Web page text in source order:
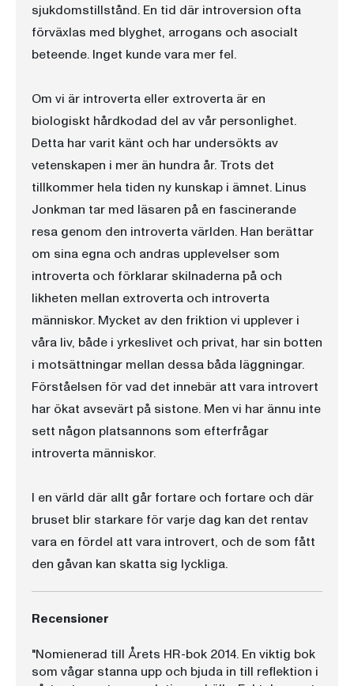
sjukdomstillstånd. En tid där introversion ofta
förväxlas med blyghet, arrogans och asocialt
beteende. Inget kunde vara mer fel.
Om vi är introverta eller extroverta är en
biologiskt hårdkodad del av vår personlighet.
Detta har varit känt och har undersökts av
vetenskapen i mer än hundra år. Trots det
tillkommer hela tiden ny kunskap i ämnet. Linus
Jonkman tar med läsaren på en fascinerande
resa genom den introverta världen. Han berättar
om sina egna och andras upplevelser som
introverta och förklarar skilnaderna på och
likheten mellan extroverta och introverta
människor. Mycket av den friktion vi upplever i
våra liv, både i yrkeslivet och privat, har sin botten
i motsättningar mellan dessa båda läggningar.
Förståelsen för vad det innebär att vara introvert
har ökat avsevärt på sistone. Men vi har ännu inte
sett någon platsannons som efterfrågar
introverta människor.
I en värld där allt går fortare och fortare och där
bruset blir starkare för varje dag kan det rentav
vara en fördel att vara introvert, och de som fått
den gåvan kan skatta sig lyckliga.
Recensioner
"Nomienerad till Årets HR-bok 2014. En viktig bok
som vågar stanna upp och bjuda in till reflektion i